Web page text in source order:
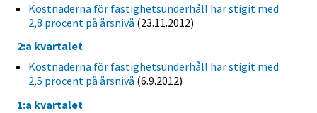
Kostnaderna för fastighetsunderhåll har stigit med
2,8 procent på årsnivå (23.11.2012)
2:a kvartalet
Kostnaderna för fastighetsunderhåll har stigit med
2,5 procent på årsnivå (6.9.2012)
1:a kvartalet